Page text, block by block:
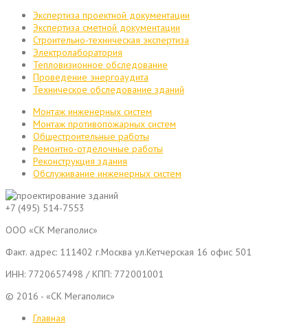
Экспертиза проектной документации
Экспертиза сметной документации
Строительно-техническая экспертиза
Электролаборатория
Тепловизионное обследование
Проведение энергоаудита
Техническое обследование зданий
Монтаж инженерных систем
Монтаж противопожарных систем
Общестроительные работы
Ремонтно-отделочные работы
Реконструкция здания
Обслуживание инженерных систем
+7 (495) 514-7553
ООО «СК Мегаполис»
Факт. адрес: 111402 г.Москва ул.Кетчерская 16 офис 501
ИНН: 7720657498 / КПП: 772001001
© 2016 - «СК Мегаполис»
Главная